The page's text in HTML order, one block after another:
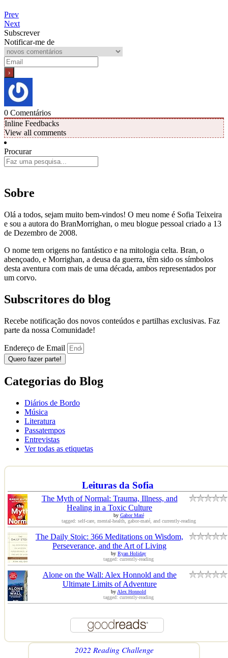
Prev
Next
Subscrever
Notificar-me de
0 Comentários
Inline Feedbacks
View all comments
Procurar
Sobre
Olá a todos, sejam muito bem-vindos! O meu nome é Sofia Teixeira
e sou a autora do BranMorrighan, o meu blogue pessoal criado a 13
de Dezembro de 2008.
O nome tem origens no fantástico e na mitologia celta. Bran, o
abençoado, e Morrighan, a deusa da guerra, têm sido os símbolos
desta aventura com mais de uma década, ambos representados por
um corvo.
Subscritores do blog
Recebe notificação dos novos conteúdos e partilhas exclusivas. Faz
parte da nossa Comunidade!
Endereço de Email
Quero fazer parte!
Categorias do Blog
Diários de Bordo
Música
Literatura
Passatempos
Entrevistas
Ver todas as etiquetas
Leituras da Sofia
The Myth of Normal: Trauma, Illness, and
Healing in a Toxic Culture
by Gabor Maté
tagged: self-care, mental-health, gabor-maté, and currently-reading
The Daily Stoic: 366 Meditations on Wisdom,
Perseverance, and the Art of Living
by Ryan Holiday
tagged: currently-reading
Alone on the Wall: Alex Honnold and the
Ultimate Limits of Adventure
byAlex Honnold
tagged: currently-reading
2022 Reading Challenge